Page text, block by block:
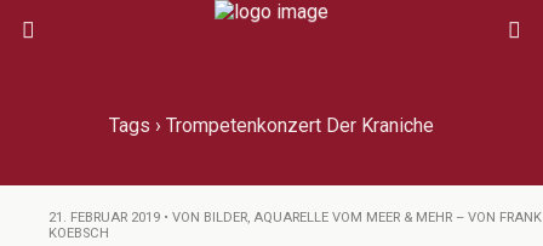
Tags › Trompetenkonzert Der Kraniche
21. FEBRUAR 2019 • VON BILDER, AQUARELLE VOM MEER & MEHR – VON FRANK
KOEBSCH